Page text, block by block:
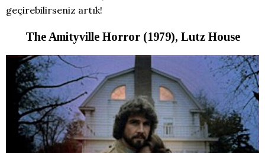
geçirebilirseniz artık!
The Amityville Horror (1979), Lutz House